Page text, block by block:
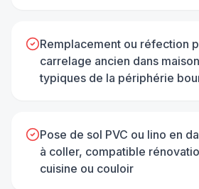
Remplacement ou réfection
carrelage ancien dans
typiques de la périphérie
Pose de sol PVC ou lino en
à coller, compatible
cuisine ou couloir